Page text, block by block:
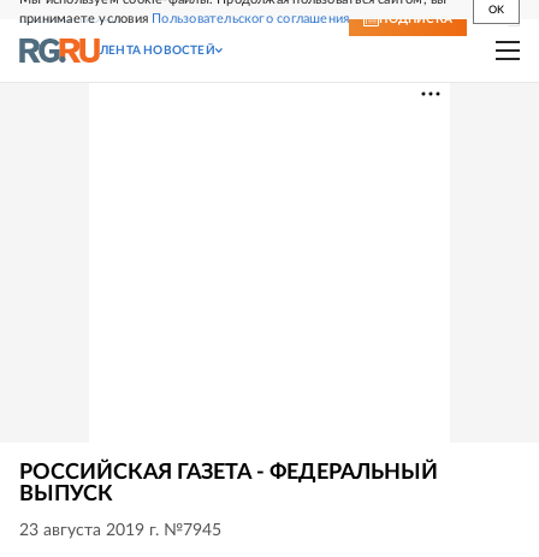
принимаете условия Пользовательского соглашения
OK
СВЕЖИЙ НОМЕР ПОДПИСКА
ЛЕНТА НОВОСТЕЙ
РОССИЙСКАЯ ГАЗЕТА - ФЕДЕРАЛЬНЫЙ
ВЫПУСК
23 августа 2019 г. №7945